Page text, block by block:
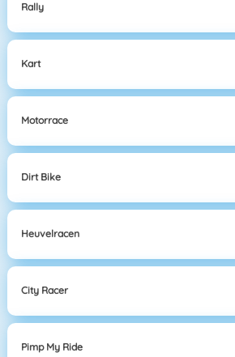
Rally
Kart
Motorrace
Dirt Bike
Heuvelracen
City Racer
Pimp My Ride